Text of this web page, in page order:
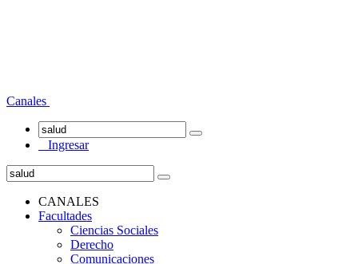
Canales
Ingresar
CANALES
Facultades
Ciencias Sociales
Derecho
Comunicaciones